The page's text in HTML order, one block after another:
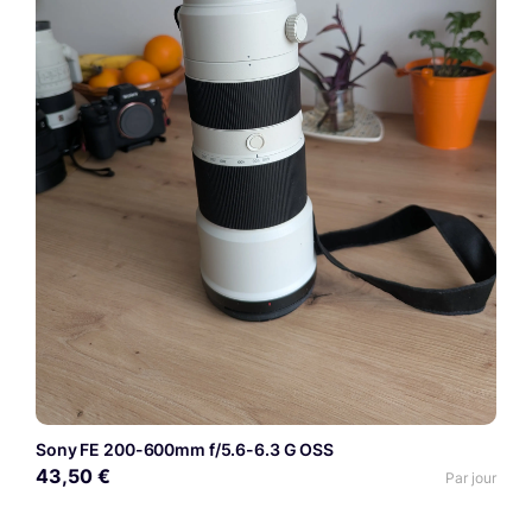
Sony FE 200-600mm f/5.6-6.3 G OSS
43,50 € Par jour